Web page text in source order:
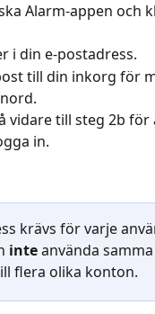
Alarm-appen och
i din e-postadress.
till din inkorg för
vidare till steg 2b för
in.
krävs för varje
inte använda samma
flera olika konton.